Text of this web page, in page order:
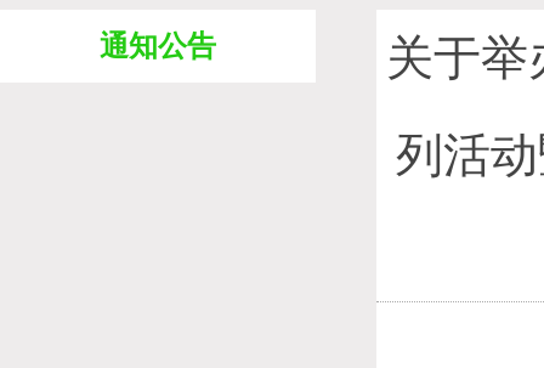
通知公告
关于举
列活